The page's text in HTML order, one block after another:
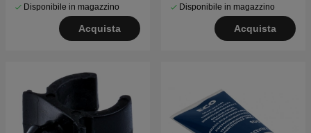
Disponibile in magazzino
Acquista
Disponibile in magazzino
Acquista